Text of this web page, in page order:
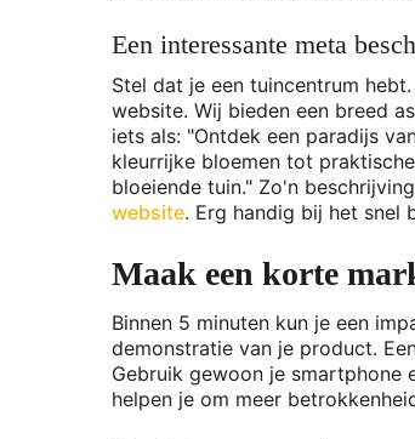
Een interessante meta
Stel dat je een tuincentrum
website. Wij bieden een breed
iets als: "Ontdek een paradijs
kleurrijke bloemen tot
bloeiende tuin." Zo'n
website. Erg handig bij het snel
Maak een korte
Binnen 5 minuten kun je een
demonstratie van je product.
Gebruik gewoon je smartphone
helpen je om meer